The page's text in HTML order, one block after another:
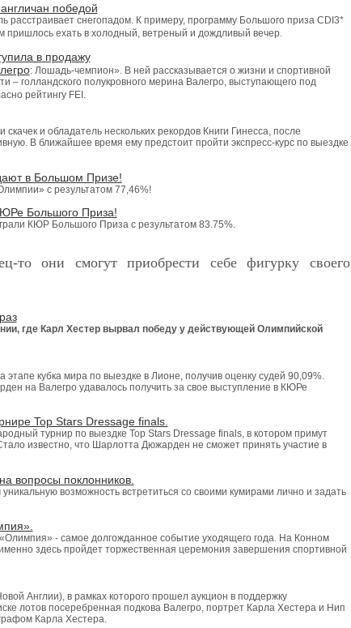
победой
расстраивает снегопадом. К примеру, программу Большого приза CDI3*
пришлось ехать в холодный, ветреный и дождливый вечер.
в продажу
: Лошадь-чемпион». В ней рассказывается о жизни и спортивной
голландского полукровного мерина Валегро, выступающего под
рейтингу FEI.
и обладатель нескольких рекордов Книги Гинесса, после
В ближайшее время ему предстоит пройти экспресс-курс по выездке
в Большом Призе!
с результатом 77,46%!
Большого Приза!
КЮР Большого Приза с результатом 83.75%.
то они смогут приобрести себе фигурку своего
где Карл Хестер вырвал победу у действующей Олимпийской
кубка мира по выездке в Лионе, получив оценку судей 90,09%.
на Валегро удавалось получить за свое выступление в КЮРе
Top Stars Dressage finals.
турнир по выездке Top Stars Dressage finals, в котором примут
известно, что Шарлотта Дюжарден не сможет принять участие в
вопросы поклонников.
возможность встретиться со своими кумирами лично и задать
- самое долгожданное событие уходящего года. На Конном
здесь пройдет торжественная церемония завершения спортивной
Англии), в рамках которого прошел аукцион в поддержку
лотов посеребренная подкова Валегро, портрет Карла Хестера и Нип
Карла Хестера.